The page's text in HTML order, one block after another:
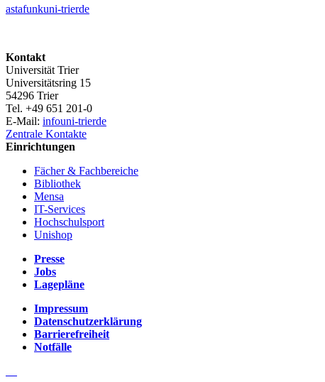
astafunkuni-trierde
Kontakt
Universität Trier
Universitätsring 15
54296 Trier
Tel. +49 651 201-0
E-Mail: infouni-trierde
Zentrale Kontakte
Einrichtungen
Fächer & Fachbereiche
Bibliothek
Mensa
IT-Services
Hochschulsport
Unishop
Presse
Jobs
Lagepläne
Impressum
Datenschutzerklärung
Barrierefreiheit
Notfälle